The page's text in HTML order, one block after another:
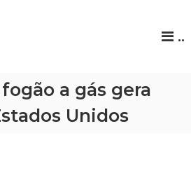
..
a gás gera
Unidos